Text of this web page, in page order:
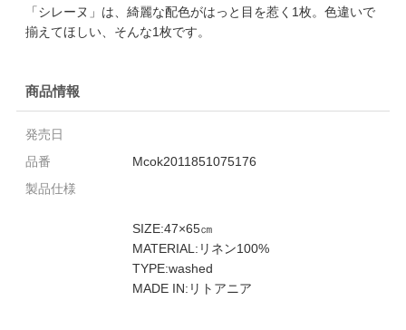
「シレーヌ」は、綺麗な配色がはっと目を惹く1枚。色違いで
揃えてほしい、そんな1枚です。
商品情報
発売日
品番
Mcok2011851075176
製品仕様
SIZE:47×65㎝
MATERIAL:リネン100%
TYPE:washed
MADE IN:リトアニア